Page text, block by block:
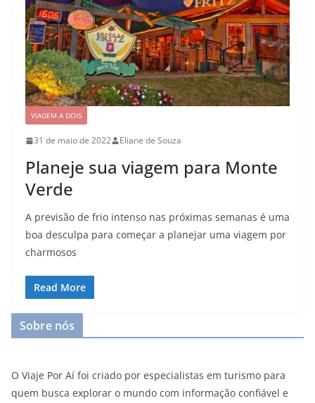
VIAGEM A DOIS
31 de maio de 2022 Eliane de Souza
Planeje sua viagem para Monte
Verde
A previsão de frio intenso nas próximas semanas é uma
boa desculpa para começar a planejar uma viagem por
charmosos
Read More
Sobre nós
O Viaje Por Aí foi criado por especialistas em turismo para
quem busca explorar o mundo com informação confiável e